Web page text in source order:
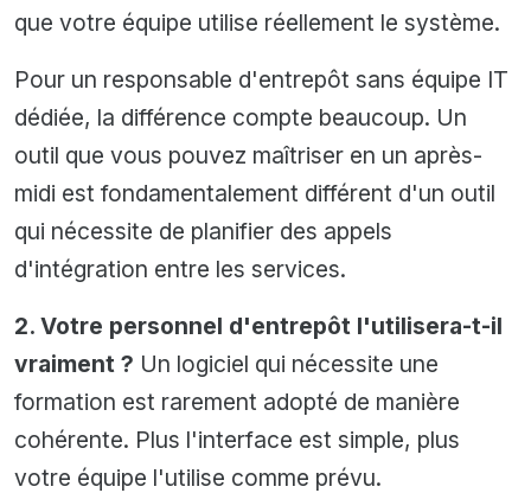
que votre équipe utilise réellement le système.
Pour un responsable d'entrepôt sans équipe IT
dédiée, la différence compte beaucoup. Un
outil que vous pouvez maîtriser en un après-
midi est fondamentalement différent d'un outil
qui nécessite de planifier des appels
d'intégration entre les services.
2. Votre personnel d'entrepôt l'utilisera-t-il
vraiment ? Un logiciel qui nécessite une
formation est rarement adopté de manière
cohérente. Plus l'interface est simple, plus
votre équipe l'utilise comme prévu.